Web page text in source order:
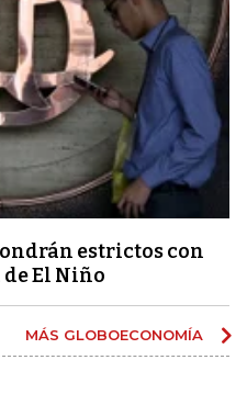
estrictos con
El Niño
MÁS GLOBOECONOMÍA